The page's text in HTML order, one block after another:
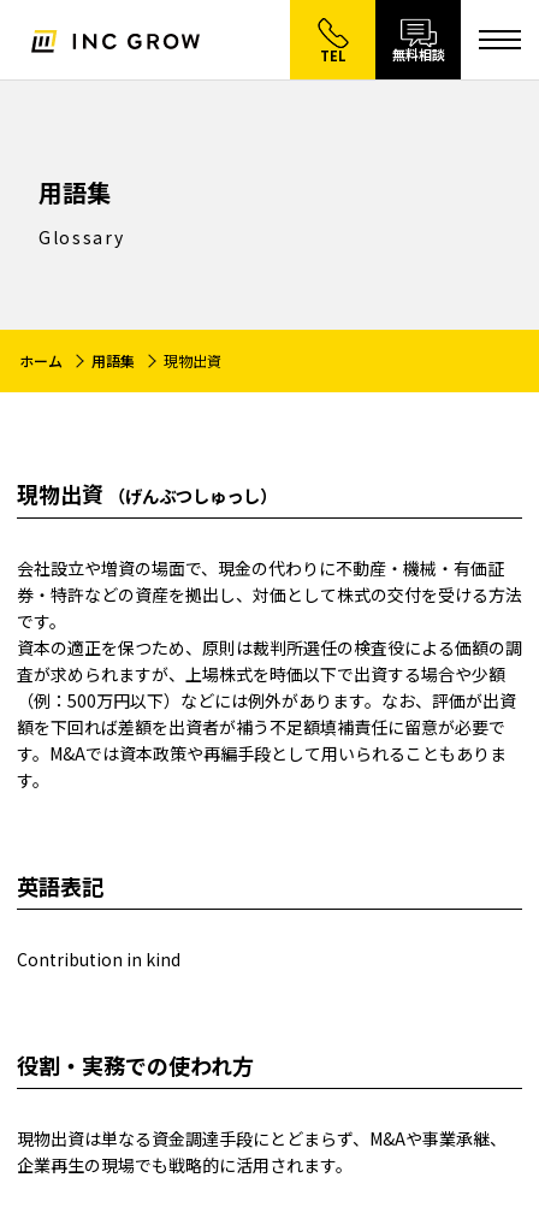
TEL 無料相談
用語集
Glossary
ホーム 用語集 現物出資
現物出資 （げんぶつしゅっし）
会社設立や増資の場面で、現金の代わりに不動産・機械・有価証
券・特許などの資産を拠出し、対価として株式の交付を受ける方法
です。
資本の適正を保つため、原則は裁判所選任の検査役による価額の調
査が求められますが、上場株式を時価以下で出資する場合や少額
（例：500万円以下）などには例外があります。なお、評価が出資
額を下回れば差額を出資者が補う不足額填補責任に留意が必要で
す。M&Aでは資本政策や再編手段として用いられることもありま
す。
英語表記
Contribution in kind
役割・実務での使われ方
現物出資は単なる資金調達手段にとどまらず、M&Aや事業承継、
企業再生の現場でも戦略的に活用されます。